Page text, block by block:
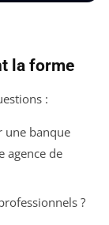
la forme
:
une banque
agence de
?